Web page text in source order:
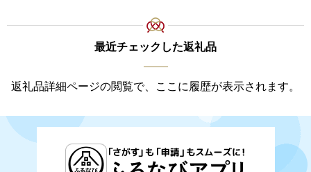
最近チェックした返礼品
返礼品詳細ページの閲覧で、ここに履歴が表示されます。